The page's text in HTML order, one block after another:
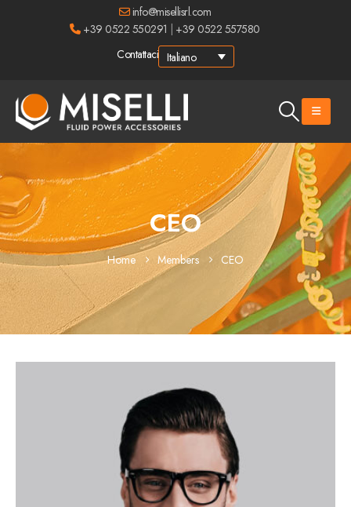
info@misellisrl.com
+39 0522 550291
+39 0522 557580
Contattaci Italiano
CEO
Home Members CEO